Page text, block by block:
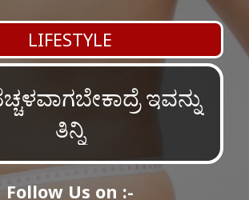
LIFESTYLE
ಇವನ್ನು
ತಿನ್ನಿ
Follow Us on :-